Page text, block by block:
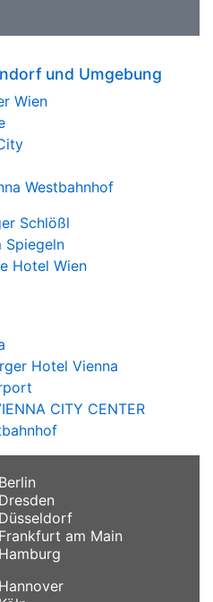
und Umgebung
Wien
Westbahnhof
Schlößl
Spiegeln
Hotel Wien
Hotel Vienna
CITY CENTER
am Main